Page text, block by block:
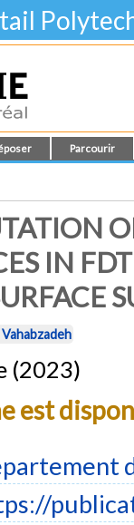
Parcourir
IN
(2023)
est